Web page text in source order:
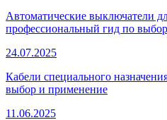
Автоматические выключатели
профессиональный гид по
24.07.2025
Кабели специального
выбор и применение
11.06.2025